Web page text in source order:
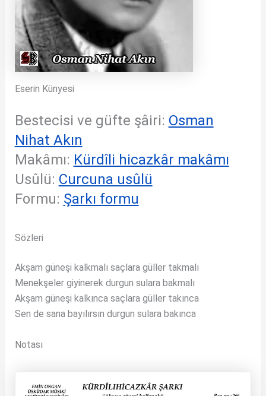
Eserin Künyesi
Bestecisi ve güfte şâiri: Osman
Nihat Akın
Makâmı: Kürdîli hicazkâr makâmı
Usûlü: Curcuna usûlü
Formu: Şarkı formu
Sözleri
Akşam güneşi kalkmalı saçlara güller takmalı
Menekşeler giyinerek durgun sulara bakmalı
Akşam güneşi kalkınca saçlara güller takınca
Sen de sana bayılırsın durgun sulara bakınca
Notası